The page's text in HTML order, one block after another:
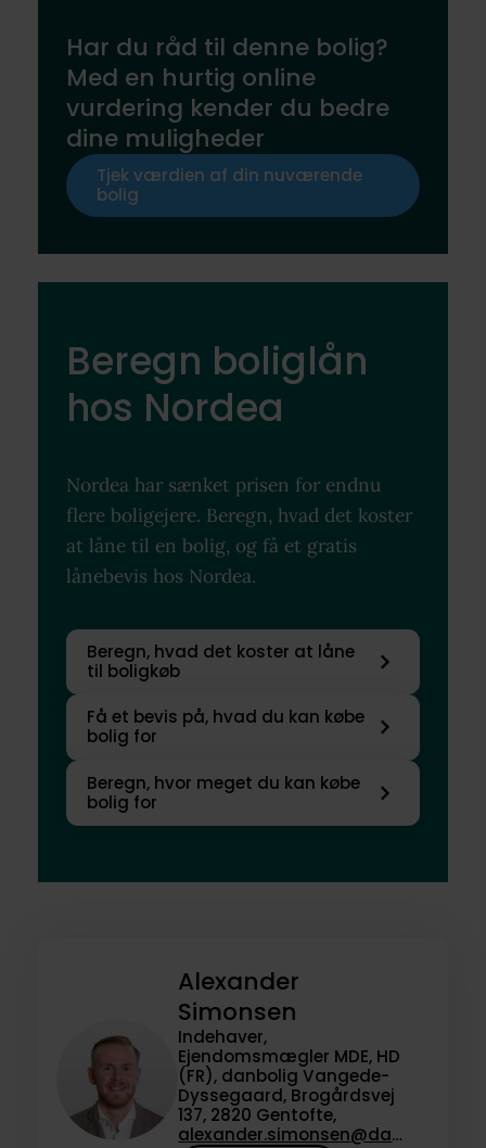
Har du råd til denne bolig?
Med en hurtig online
vurdering kender du bedre
dine muligheder
Tjek værdien af din nuværende
bolig
Beregn boliglån
hos Nordea
Nordea har sænket prisen for endnu
flere boligejere. Beregn, hvad det koster
at låne til en bolig, og få et gratis
lånebevis hos Nordea.
Beregn, hvad det koster at låne
til boligkøb
Få et bevis på, hvad du kan købe
bolig for
Beregn, hvor meget du kan købe
bolig for
Alexander
Simonsen
Indehaver,
Ejendomsmægler MDE, HD
(FR), danbolig Vangede-
Dyssegaard, Brogårdsvej
137, 2820 Gentofte,
alexander.simonsen@danbolig.dk